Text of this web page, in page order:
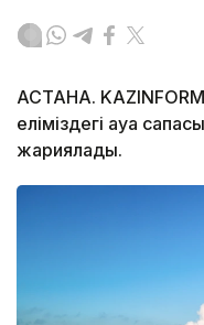
АСТАНА.
еліміздегі ауа
жариялады.